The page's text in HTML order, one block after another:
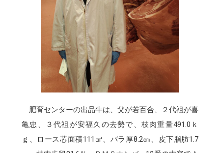
肥育センターの出品牛は、父が若百合、２代祖が喜
亀忠、３代祖が安福久の去勢で、枝肉重量491.0ｋ
ｇ、ロース芯面積111㎠、バラ厚8.2㎝、皮下脂肪1.7